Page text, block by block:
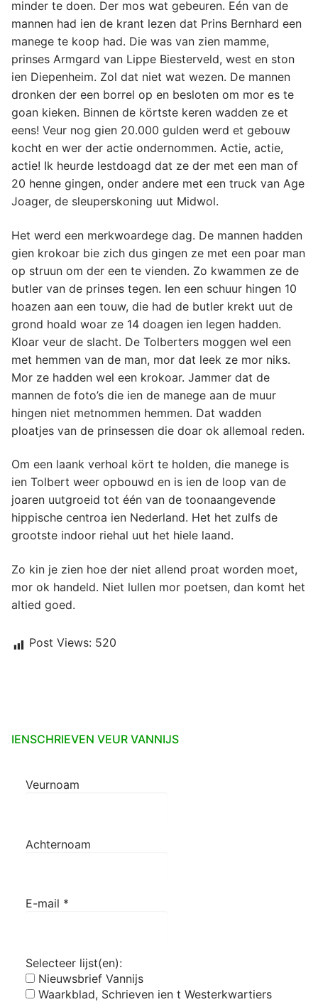
minder te doen. Der mos wat gebeuren. Eén van de
mannen had ien de krant lezen dat Prins Bernhard een
manege te koop had. Die was van zien mamme,
prinses Armgard van Lippe Biesterveld, west en ston
ien Diepenheim. Zol dat niet wat wezen. De mannen
dronken der een borrel op en besloten om mor es te
goan kieken. Binnen de körtste keren wadden ze et
eens! Veur nog gien 20.000 gulden werd et gebouw
kocht en wer der actie ondernommen. Actie, actie,
actie! Ik heurde lestdoagd dat ze der met een man of
20 henne gingen, onder andere met een truck van Age
Joager, de sleuperskoning uut Midwol.
Het werd een merkwoardege dag. De mannen hadden
gien krokoar bie zich dus gingen ze met een poar man
op struun om der een te vienden. Zo kwammen ze de
butler van de prinses tegen. Ien een schuur hingen 10
hoazen aan een touw, die had de butler krekt uut de
grond hoald woar ze 14 doagen ien legen hadden.
Kloar veur de slacht. De Tolberters moggen wel een
met hemmen van de man, mor dat leek ze mor niks.
Mor ze hadden wel een krokoar. Jammer dat de
mannen de foto’s die ien de manege aan de muur
hingen niet metnommen hemmen. Dat wadden
ploatjes van de prinsessen die doar ok allemoal reden.
Om een laank verhoal kört te holden, die manege is
ien Tolbert weer opbouwd en is ien de loop van de
joaren uutgroeid tot één van de toonaangevende
hippische centroa ien Nederland. Het het zulfs de
grootste indoor riehal uut het hiele laand.
Zo kin je zien hoe der niet allend proat worden moet,
mor ok handeld. Niet lullen mor poetsen, dan komt het
altied goed.
Post Views: 520
IENSCHRIEVEN VEUR VANNIJS
Veurnoam
Achternoam
E-mail *
Selecteer lijst(en):
Nieuwsbrief Vannijs
Waarkblad, Schrieven ien t Westerkwartiers